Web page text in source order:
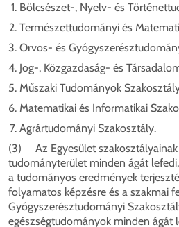
Bölcsészet-, Nyelv- és
Természettudományi és
Orvos- és
Jog-, Közgazdaság- és
Műszaki Tudományok
Matematikai és Informatikai
Agrártudományi Szakosztály.
(3) Az Egyesület szakosztályainak
tudományterület minden ágát
a tudományos eredmények
folyamatos képzésre és a szakmai
Gyógyszerésztudományi
egészségtudományok minden ágát